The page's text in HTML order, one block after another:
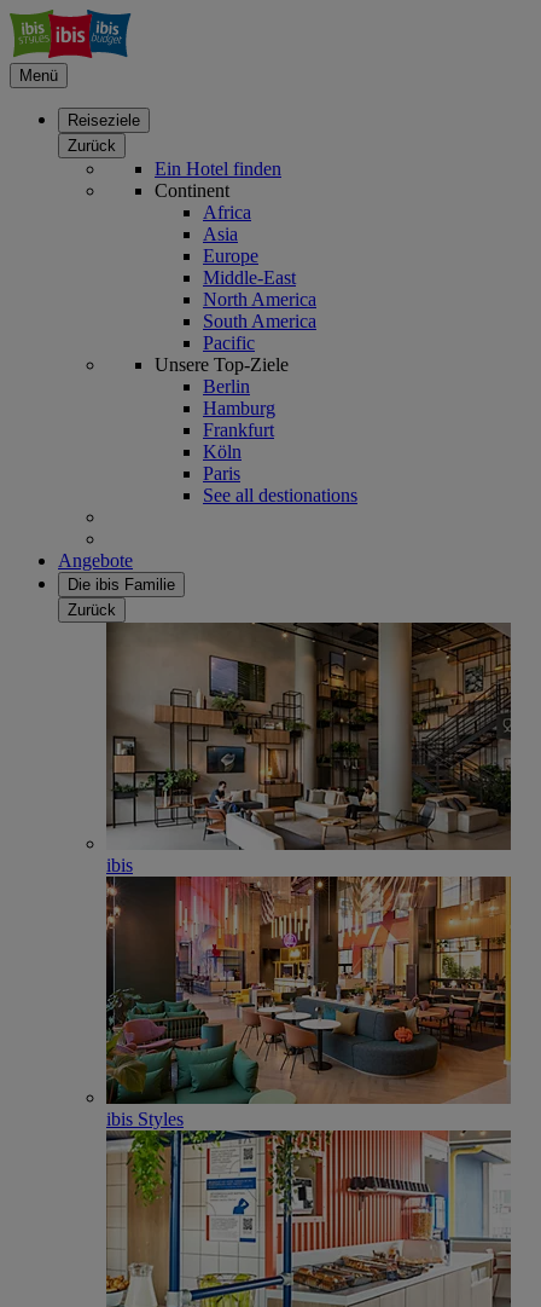
Menü
Reiseziele
Zurück
Ein Hotel finden
Continent
Africa
Asia
Europe
Middle-East
North America
South America
Pacific
Unsere Top-Ziele
Berlin
Hamburg
Frankfurt
Köln
Paris
See all destionations
Angebote
Die ibis Familie
Zurück
ibis
ibis Styles